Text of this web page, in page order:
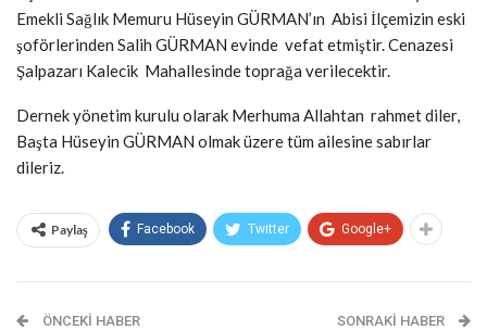
Emekli Sağlık Memuru Hüseyin GÜRMAN’ın Abisi İlçemizin eski
şoförlerinden Salih GÜRMAN evinde vefat etmiştir. Cenazesi
Şalpazarı Kalecik Mahallesinde toprağa verilecektir.
Dernek yönetim kurulu olarak Merhuma Allahtan rahmet diler,
Başta Hüseyin GÜRMAN olmak üzere tüm ailesine sabırlar
dileriz.
Paylaş Facebook Twitter Google+
ÖNCEKI HABER SONRAKI HABER